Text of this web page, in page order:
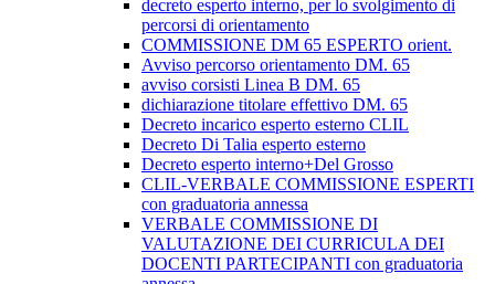
decreto esperto interno, per lo svolgimento di
percorsi di orientamento
COMMISSIONE DM 65 ESPERTO orient.
Avviso percorso orientamento DM. 65
avviso corsisti Linea B DM. 65
dichiarazione titolare effettivo DM. 65
Decreto incarico esperto esterno CLIL
Decreto Di Talia esperto esterno
Decreto esperto interno+Del Grosso
CLIL-VERBALE COMMISSIONE ESPERTI
con graduatoria annessa
VERBALE COMMISSIONE DI
VALUTAZIONE DEI CURRICULA DEI
DOCENTI PARTECIPANTI con graduatoria